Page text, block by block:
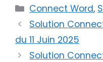
Catégories
Connect Word,
Solution
du 11 Juin 2025
Solution